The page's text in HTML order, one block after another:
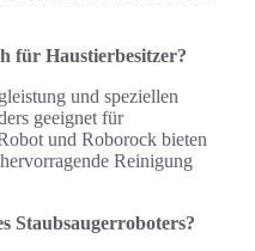
für Haustierbesitzer?
und speziellen
geeignet für
und Roborock bieten
Reinigung
Staubsaugerroboters?